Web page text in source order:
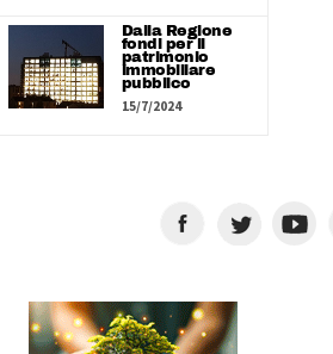
Dalla Regione
fondi per il
patrimonio
immobiliare
pubblico
15/7/2024